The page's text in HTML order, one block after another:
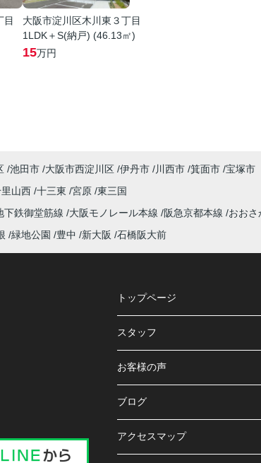
目
大阪市淀川区木川東３丁目
1LDK＋S(納戸) (46.13㎡)
15万円
池田市 大阪市西淀川区 伊丹市 川西市 箕面市 宝塚市
山西 十三東 宮原 東三国
下鉄御堂筋線 大阪モノレール本線 阪急京都本線
おお
緑地公園 豊中 新大阪 石橋阪大前
トップページ
スタッフ
お客様の声
ブログ
アクセスマップ